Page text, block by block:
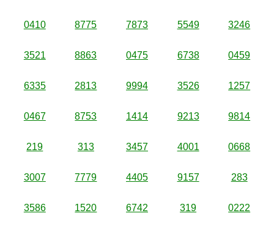
0410 8775 7873 5549 3246
3521 8863 0475 6738 0459
6335 2813 9994 3526 1257
0467 8753 1414 9213 9814
219 313 3457 4001 0668
3007 7779 4405 9157 283
3586 1520 6742 319 0222